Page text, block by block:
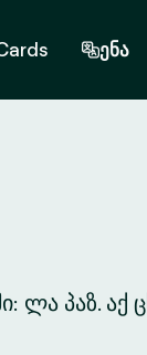
ენა
ლა პაზ.